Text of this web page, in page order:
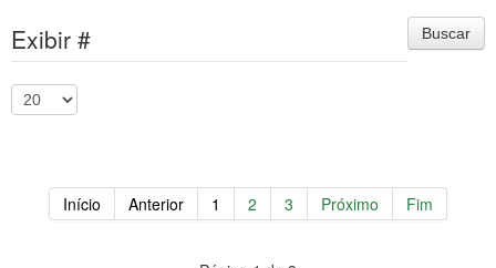
Buscar
Exibir #
Início Anterior 1 2 3 Próximo Fim